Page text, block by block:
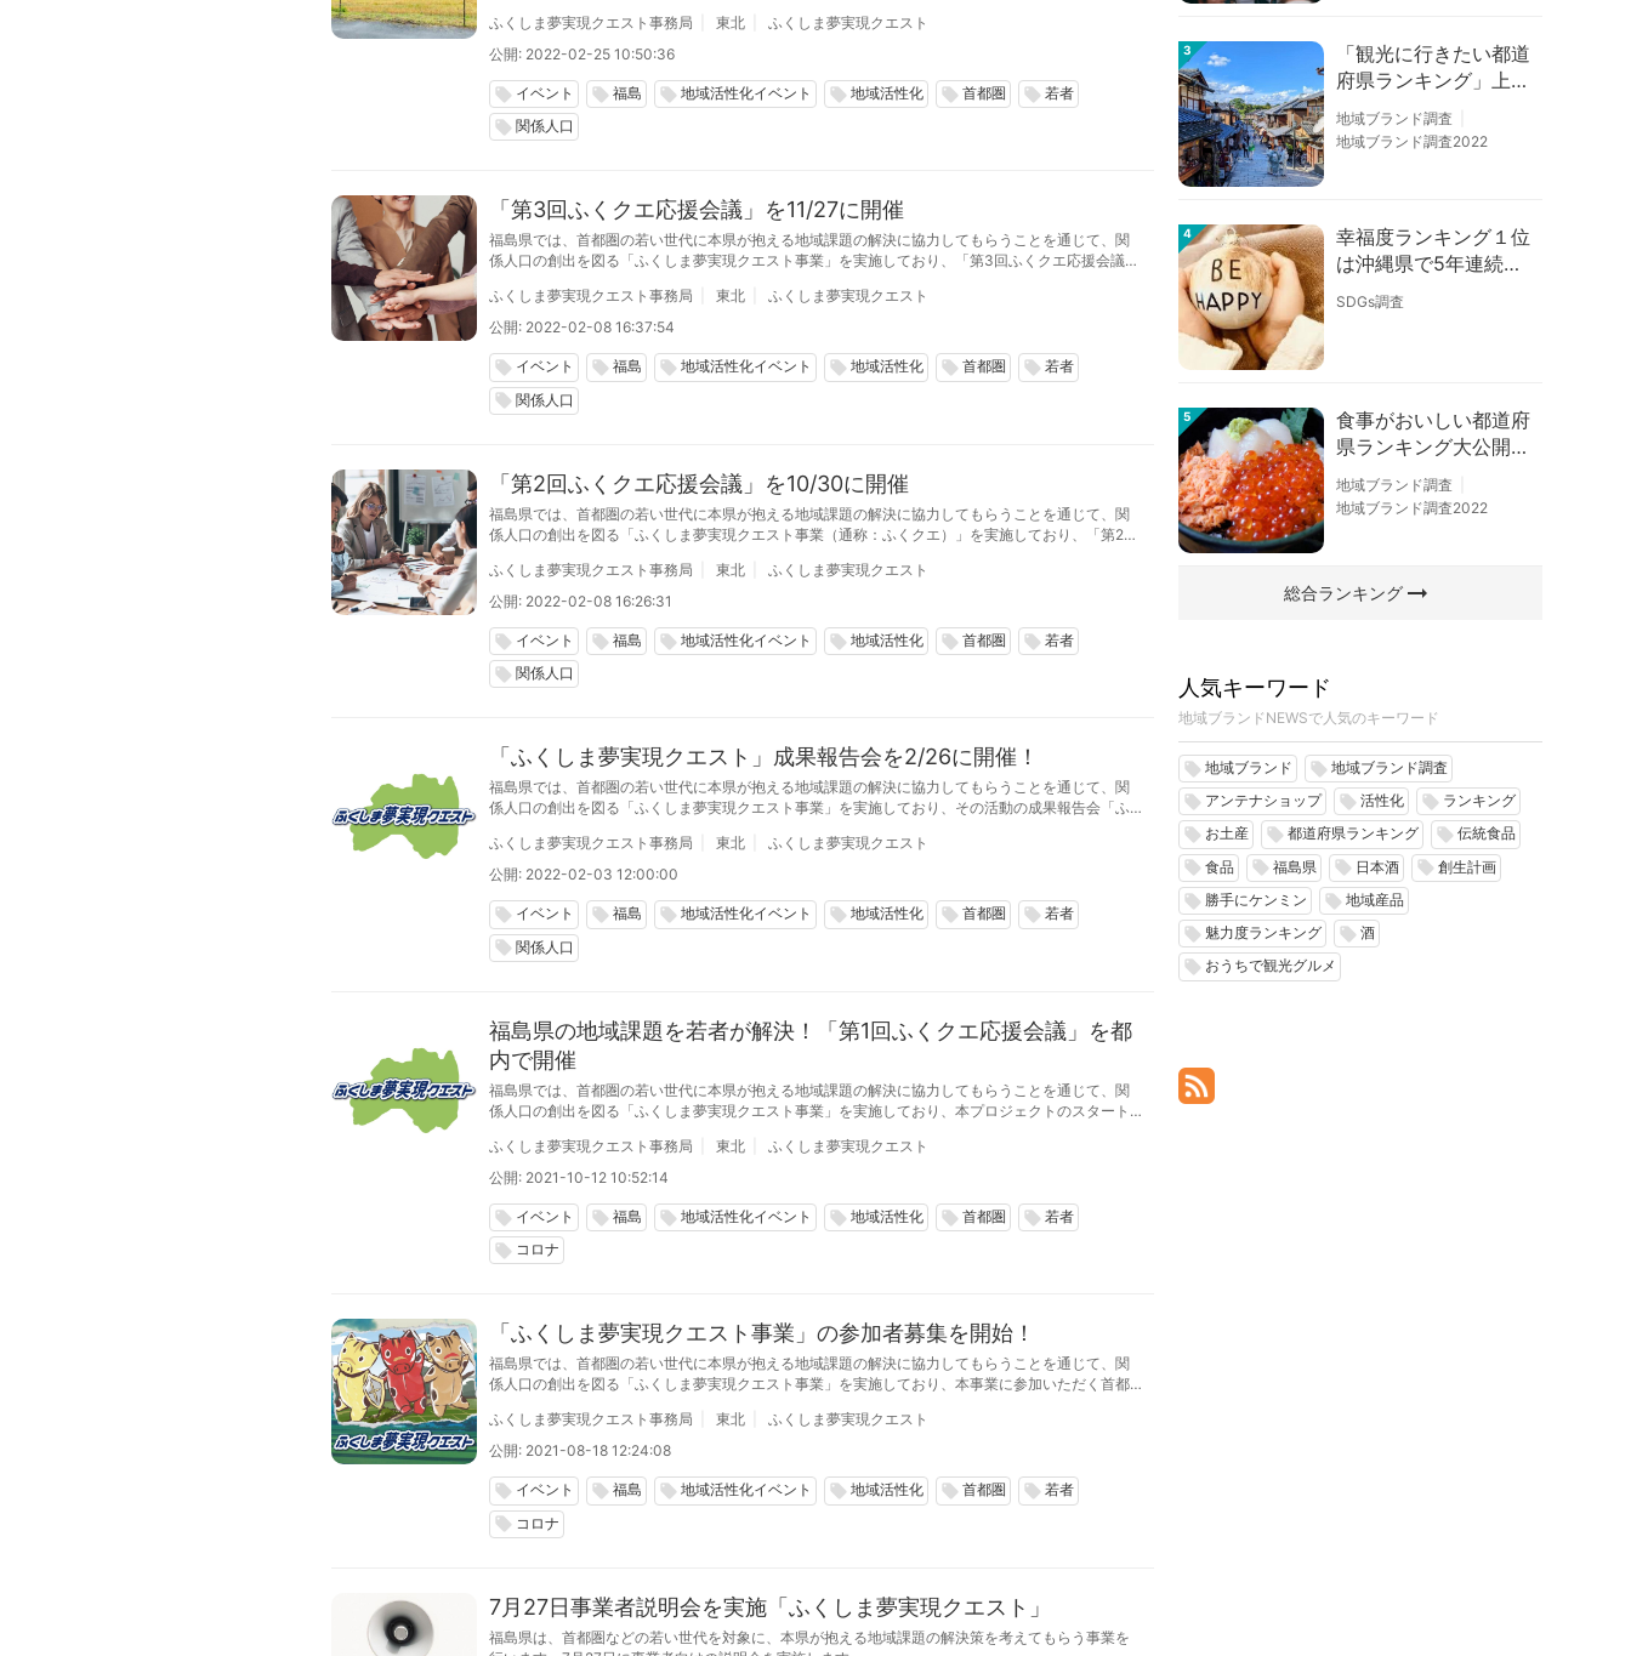
ふくしま夢実現クエスト事務局
東北
ふくしま夢実現クエスト
公開: 2022-02-25 10:50:36
local_offer イベント local_offer 福島 local_offer 地域活性化イベント local_offer 地域活性化 local_offer 首都圏 local_offer 若者
local_offer 関係人口
「第3回ふくクエ応援会議」を11/27に開催
福島県では、首都圏の若い世代に本県が抱える地域課題の解決に協力してもらうことを通じて、関
係人口の創出を図る「ふくしま夢実現クエスト事業」を実施しており、「第3回ふくクエ応援会議」
ふくしま夢実現クエスト事務局
東北
ふくしま夢実現クエスト
公開: 2022-02-08 16:37:54
local_offer イベント local_offer 福島 local_offer 地域活性化イベント local_offer 地域活性化 local_offer 首都圏 local_offer 若者
local_offer 関係人口
「第2回ふくクエ応援会議」を10/30に開催
福島県では、首都圏の若い世代に本県が抱える地域課題の解決に協力してもらうことを通じて、関
係人口の創出を図る「ふくしま夢実現クエスト事業（通称：ふくクエ）」を実施しており、「第2回
ふくしま夢実現クエスト事務局
東北
ふくしま夢実現クエスト
公開: 2022-02-08 16:26:31
local_offer イベント local_offer 福島 local_offer 地域活性化イベント local_offer 地域活性化 local_offer 首都圏 local_offer 若者
local_offer 関係人口
「ふくしま夢実現クエスト」成果報告会を2/26に開催！
福島県では、首都圏の若い世代に本県が抱える地域課題の解決に協力してもらうことを通じて、関
係人口の創出を図る「ふくしま夢実現クエスト事業」を実施しており、その活動の成果報告会「ふ
ふくしま夢実現クエスト事務局
東北
ふくしま夢実現クエスト
公開: 2022-02-03 12:00:00
local_offer イベント local_offer 福島 local_offer 地域活性化イベント local_offer 地域活性化 local_offer 首都圏 local_offer 若者
local_offer 関係人口
福島県の地域課題を若者が解決！「第1回ふくクエ応援会議」を都
内で開催
福島県では、首都圏の若い世代に本県が抱える地域課題の解決に協力してもらうことを通じて、関
係人口の創出を図る「ふくしま夢実現クエスト事業」を実施しており、本プロジェクトのスタート
ふくしま夢実現クエスト事務局
東北
ふくしま夢実現クエスト
公開: 2021-10-12 10:52:14
local_offer イベント local_offer 福島 local_offer 地域活性化イベント local_offer 地域活性化 local_offer 首都圏 local_offer 若者
local_offer コロナ
「ふくしま夢実現クエスト事業」の参加者募集を開始！
福島県では、首都圏の若い世代に本県が抱える地域課題の解決に協力してもらうことを通じて、関
係人口の創出を図る「ふくしま夢実現クエスト事業」を実施しており、本事業に参加いただく首都
ふくしま夢実現クエスト事務局
東北
ふくしま夢実現クエスト
公開: 2021-08-18 12:24:08
local_offer イベント local_offer 福島 local_offer 地域活性化イベント local_offer 地域活性化 local_offer 首都圏 local_offer 若者
local_offer コロナ
7月27日事業者説明会を実施「ふくしま夢実現クエスト」
福島県は、首都圏などの若い世代を対象に、本県が抱える地域課題の解決策を考えてもらう事業を
3
「観光に行きたい都道
府県ランキング」上位
の順位に変動あり
地域ブランド調査
地域ブランド調査2022
4
幸福度ランキング１位
は沖縄県で5年連続！
佐賀、愛知が順位上昇
【幸福度調査2026】
SDGs調査
5
食事がおいしい都道府
県ランキング大公開！
１位は北海道、３位は
大阪府、２位は〇〇
地域ブランド調査
地域ブランド調査2022
総合ランキングarrow_right_alt
人気キーワード
地域ブランドNEWSで人気のキーワード
local_offer 地域ブランド local_offer 地域ブランド調査
local_offer アンテナショップ local_offer 活性化 local_offer ランキング
local_offer お土産 local_offer 都道府県ランキング local_offer 伝統食品
local_offer 食品 local_offer 福島県 local_offer 日本酒 local_offer 創生計画
local_offer 勝手にケンミン local_offer 地域産品
local_offer 魅力度ランキング local_offer 酒
local_offer おうちで観光グルメ